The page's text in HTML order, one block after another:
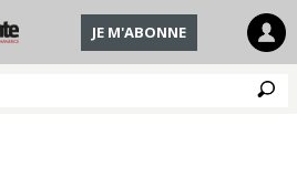
JE M'ABONNE